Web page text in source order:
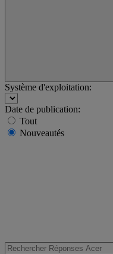
Système d'exploitation:
Date de publication:
Tout
Nouveautés